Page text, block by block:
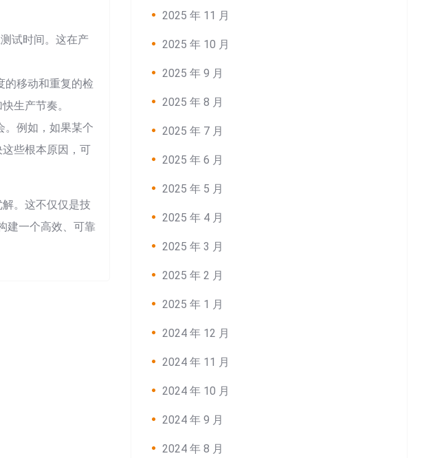
试时间。这在产
的移动和重复的检
生产节奏。
。例如，如果某个
些根本原因，可
。这不仅仅是技
建一个高效、可靠
2025 年 11 月
2025 年 10 月
2025 年 9 月
2025 年 8 月
2025 年 7 月
2025 年 6 月
2025 年 5 月
2025 年 4 月
2025 年 3 月
2025 年 2 月
2025 年 1 月
2024 年 12 月
2024 年 11 月
2024 年 10 月
2024 年 9 月
2024 年 8 月